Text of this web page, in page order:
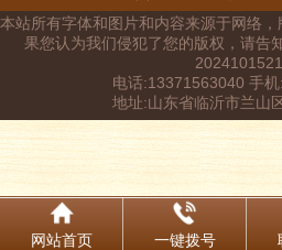
本站所有字体和图片和内容来源于网络
果您认为我们侵犯了您的版权，请告
电话:13371563040 手
地址:山东省临沂市兰山
网站首页 一键拨号